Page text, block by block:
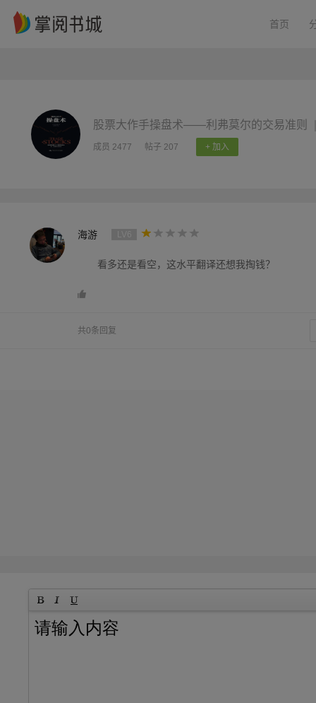
首页
股票大作手操盘术——利弗莫尔的交易准则
成员 2477 帖子 207 + 加入
海游
看多还是看空，这水平翻译还想我掏钱？
共0条回复